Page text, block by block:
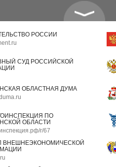
РОССИИ
СУД РОССИЙСКОЙ
ОБЛАСТНАЯ ДУМА
ПО
ОБЛАСТИ
r/67
ВНЕШНЕЭКОНОМИЧЕСКОЙ